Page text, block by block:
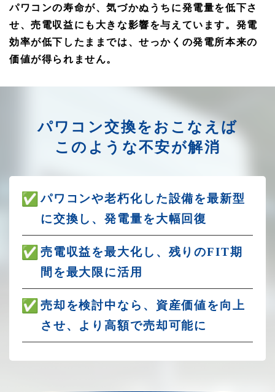
パワコンの寿命が、気づかぬうちに発電量を低下さ
せ、売電収益にも大きな影響を与えています。発電
効率が低下したままでは、せっかくの発電所本来の
価値が得られません。
パワコン交換をおこなえば
このような不安が解消
パワコンや老朽化した設備を最新型
に交換し、発電量を大幅回復
売電収益を最大化し、残りのFIT期
間を最大限に活用
売却を検討中なら、資産価値を向上
させ、より高額で売却可能に